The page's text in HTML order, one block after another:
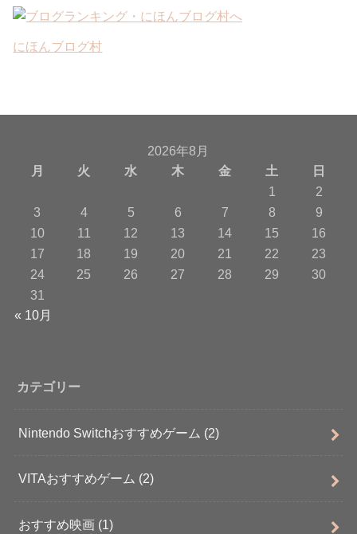
にほんブログ村
2026年8月
月
火 水 木 金 土
日
1
2
3
4 5 6 7 8
9
10
11 12 13 14 15
16
17
18 19 20 21 22
23
24
25 26 27 28 29
30
31
« 10月
カテゴリー
Nintendo Switchおすすめゲーム (2)
VITAおすすめゲーム (2)
おすすめ映画 (1)